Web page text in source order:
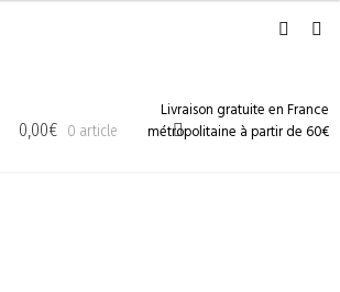
Livraison gratuite en France
métropolitaine à partir de 60€
0,00€ 0 article